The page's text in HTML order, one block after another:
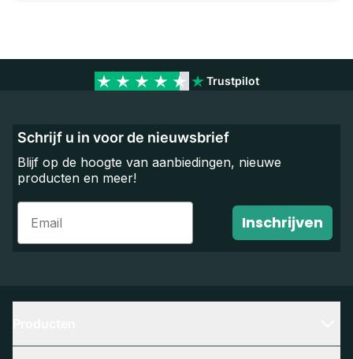
Trustpilot
Schrijf u in voor de nieuwsbrief
Blijf op de hoogte van aanbiedingen, nieuwe
producten en meer!
Email
Inschrijven